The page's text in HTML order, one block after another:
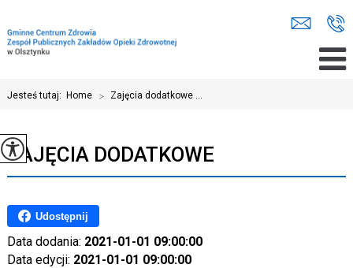
Jesteś tutaj: Home > Zajęcia dodatkowe ...
ZAJĘCIA DODATKOWE
Udostępnij
Data dodania: 2021-01-01 09:00:00
Data edycji: 2021-01-01 09:00:00